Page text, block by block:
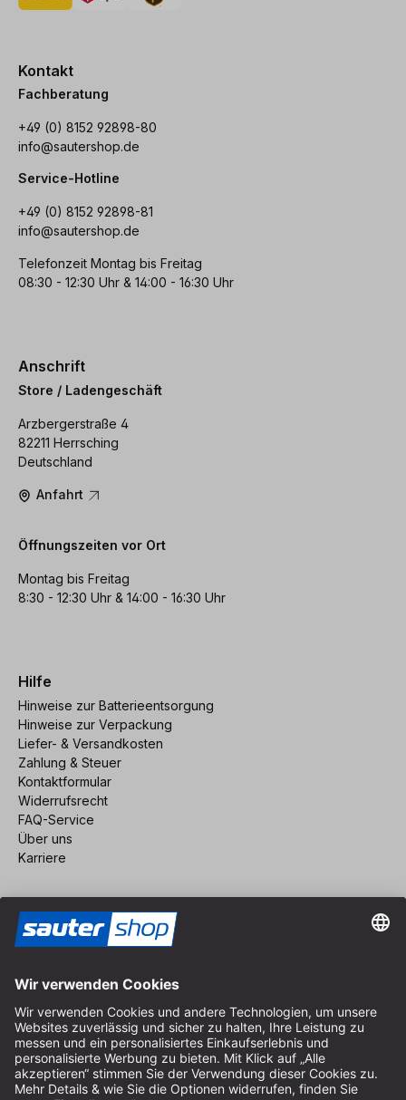
Kontakt
Fachberatung
+49 (0) 8152 92898-80
info@sautershop.de
Service-Hotline
+49 (0) 8152 92898-81
info@sautershop.de
Telefonzeit Montag bis Freitag
08:30 - 12:30 Uhr & 14:00 - 16:30 Uhr
Anschrift
Store / Ladengeschäft
Arzbergerstraße 4
82211 Herrsching
Deutschland
Anfahrt
Öffnungszeiten vor Ort
Montag bis Freitag
8:30 - 12:30 Uhr & 14:00 - 16:30 Uhr
Hilfe
Hinweise zur Batterieentsorgung
Hinweise zur Verpackung
Liefer- & Versandkosten
Zahlung & Steuer
Kontaktformular
Widerrufsrecht
FAQ-Service
Über uns
Karriere
Impressum
AGB
Datenschutz
Cookie-Einstellungen